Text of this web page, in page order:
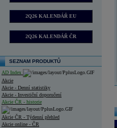
2Q26 KALENDÁŘ EU
2Q26 KALENDÁŘ ČR
SEZNAM PRODUKTŮ
AD Index
Akcie
Akcie - Denní statistiky
Akcie - Investiční doporučení
Akcie ČR - historie
Akcie ČR - Týdenní přehled
Akcie online - ČR